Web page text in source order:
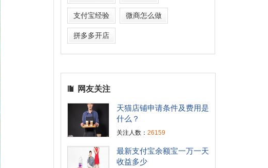
支付宝经验 微商怎么做
拼多多开店
网友关注
天猫店铺申请条件及费用是
什么？
关注人数： 26159
最新支付宝余额宝一万一天
收益多少